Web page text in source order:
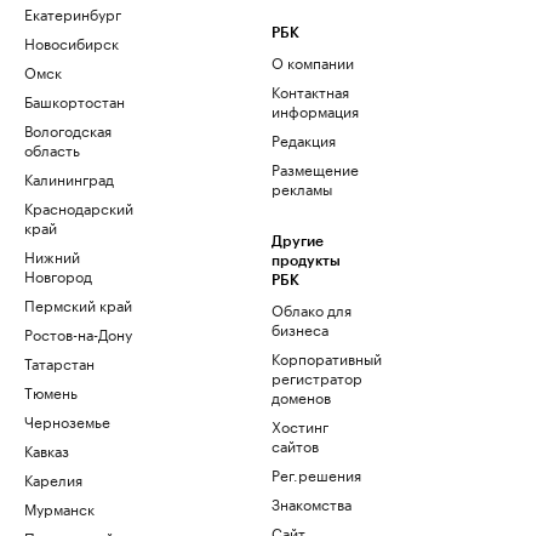
Екатеринбург
Новосибирск
Омск
Башкортостан
Вологодская
область
Калининград
Краснодарский
край
Нижний
Новгород
Пермский край
Ростов-на-Дону
Татарстан
Тюмень
Черноземье
Кавказ
Карелия
Мурманск
РБК
О компании
Контактная
информация
Редакция
Размещение
рекламы
Другие
продукты
РБК
Облако для
бизнеса
Корпоративный
регистратор
доменов
Хостинг
сайтов
Рег.решения
Знакомства